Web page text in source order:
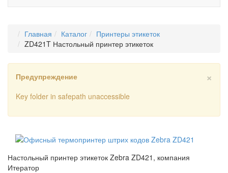
Главная Каталог
Принтеры этикеток
ZD421T Настольный принтер этикеток
×
Предупреждение
Key folder in safepath unaccessible
Настольный принтер этикеток Zebra ZD421, компания
Итератор